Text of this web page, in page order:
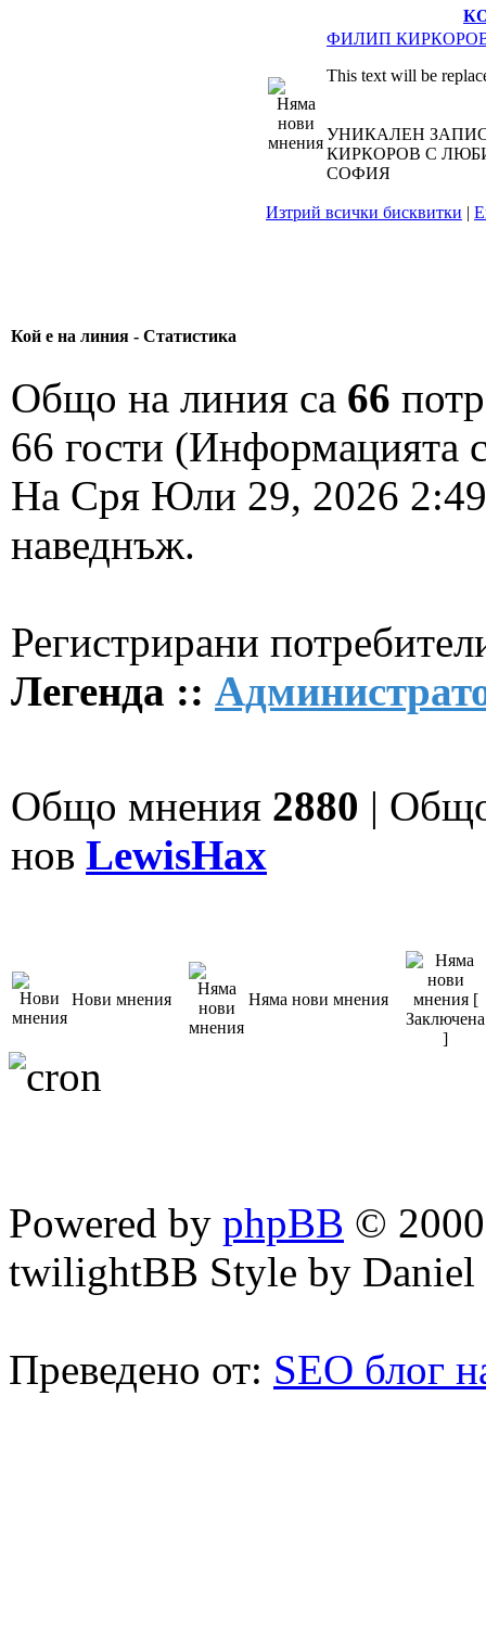
ФИЛИП
This text will be
УНИКАЛЕН
КИРКОРОВ С
СОФИЯ
Изтрий всички бисквитки |
Кой е на линия - Статистика
Общо на линия са 66
66 гости (Информацията
На Сря Юли 29, 2026
наведнъж.
Регистрирани
Легенда ::
Общо мнения 2880 |
нов LewisHax
Нови мнения Няма нови мнения
Powered by phpBB ©
twilightBB Style by Daniel
Преведено от: SEO блог